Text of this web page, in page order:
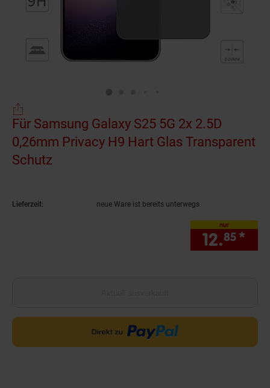
Für Samsung Galaxy S25 5G 2x 2.5D
0,26mm Privacy H9 Hart Glas Transparent
Schutz
Lieferzeit: neue Ware ist bereits unterwegs
nur
12.85 *